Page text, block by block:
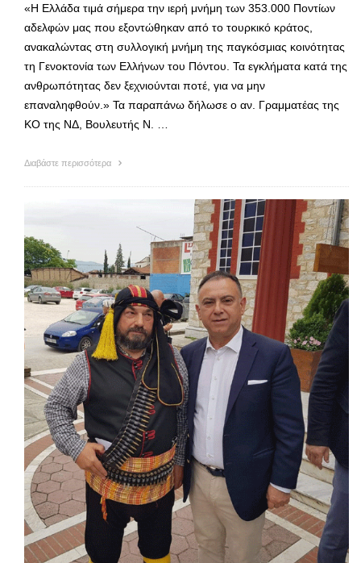
«Η Ελλάδα τιμά σήμερα την ιερή μνήμη των 353.000 Ποντίων
αδελφών μας που εξοντώθηκαν από το τουρκικό κράτος,
ανακαλώντας στη συλλογική μνήμη της παγκόσμιας κοινότητας
τη Γενοκτονία των Ελλήνων του Πόντου. Τα εγκλήματα κατά της
ανθρωπότητας δεν ξεχνιούνται ποτέ, για να μην
επαναληφθούν.» Τα παραπάνω δήλωσε ο αν. Γραμματέας της
ΚΟ της ΝΔ, Βουλευτής Ν. …
Διαβάστε περισσότερα